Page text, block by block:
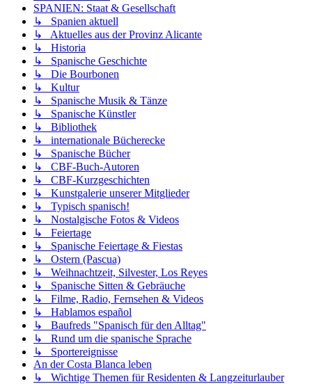
SPANIEN: Staat & Gesellschaft
↳ Spanien aktuell
↳ Aktuelles aus der Provinz Alicante
↳ Historia
↳ Spanische Geschichte
↳ Die Bourbonen
↳ Kultur
↳ Spanische Musik & Tänze
↳ Spanische Künstler
↳ Bibliothek
↳ internationale Bücherecke
↳ Spanische Bücher
↳ CBF-Buch-Autoren
↳ CBF-Kurzgeschichten
↳ Kunstgalerie unserer Mitglieder
↳ Typisch spanisch!
↳ Nostalgische Fotos & Videos
↳ Feiertage
↳ Spanische Feiertage & Fiestas
↳ Ostern (Pascua)
↳ Weihnachtzeit, Silvester, Los Reyes
↳ Spanische Sitten & Gebräuche
↳ Filme, Radio, Fernsehen & Videos
↳ Hablamos español
↳ Baufreds "Spanisch für den Alltag"
↳ Rund um die spanische Sprache
↳ Sportereignisse
An der Costa Blanca leben
↳ Wichtige Themen für Residenten & Langzeiturlauber